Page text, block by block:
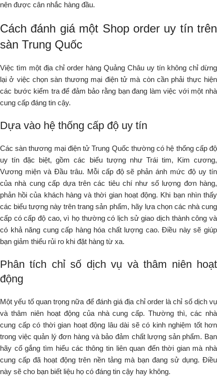
nên được cân nhắc hàng đầu.
Cách đánh giá một Shop order uy tín trên
sàn Trung Quốc
Việc tìm một địa chỉ order hàng Quảng Châu uy tín không chỉ dừng
lại ở việc chọn sàn thương mại điện tử mà còn cần phải thực hiện
các bước kiểm tra để đảm bảo rằng bạn đang làm việc với một nhà
cung cấp đáng tin cậy.
Dựa vào hệ thống cấp độ uy tín
Các sàn thương mại điện tử Trung Quốc thường có hệ thống cấp độ
uy tín đặc biệt, gồm các biểu tượng như Trái tim, Kim cương,
Vương miện và Đầu trâu. Mỗi cấp độ sẽ phản ánh mức độ uy tín
của nhà cung cấp dựa trên các tiêu chí như số lượng đơn hàng,
phản hồi của khách hàng và thời gian hoạt động. Khi bạn nhìn thấy
các biểu tượng này trên trang sản phẩm, hãy lựa chọn các nhà cung
cấp có cấp độ cao, vì họ thường có lịch sử giao dịch thành công và
có khả năng cung cấp hàng hóa chất lượng cao. Điều này sẽ giúp
bạn giảm thiểu rủi ro khi đặt hàng từ xa.
Phân tích chỉ số dịch vụ và thâm niên hoạt
động
Một yếu tố quan trọng nữa để đánh giá địa chỉ order là chỉ số dịch vụ
và thâm niên hoạt động của nhà cung cấp. Thường thì, các nhà
cung cấp có thời gian hoạt động lâu dài sẽ có kinh nghiệm tốt hơn
trong việc quản lý đơn hàng và bảo đảm chất lượng sản phẩm. Bạn
hãy cố gắng tìm hiểu các thông tin liên quan đến thời gian mà nhà
cung cấp đã hoạt động trên nền tảng mà bạn đang sử dụng. Điều
này sẽ cho bạn biết liệu họ có đáng tin cậy hay không.